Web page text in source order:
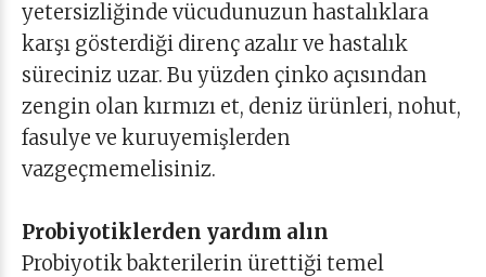
yetersizliğinde vücudunuzun hastalıklara
karşı gösterdiği direnç azalır ve hastalık
süreciniz uzar. Bu yüzden çinko açısından
zengin olan kırmızı et, deniz ürünleri, nohut,
fasulye ve kuruyemişlerden
vazgeçmemelisiniz.
Probiyotiklerden yardım alın
Probiyotik bakterilerin ürettiği temel